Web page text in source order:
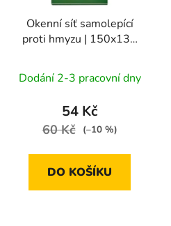
Okenní síť samolepící
proti hmyzu | 150x130
Dodání 2-3 pracovní dny
54 Kč
60 Kč (–10 %)
DO KOŠÍKU